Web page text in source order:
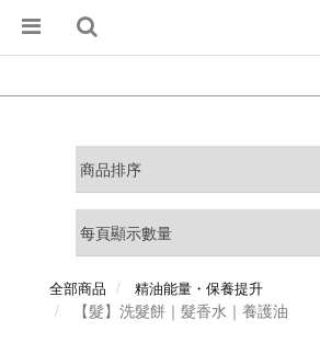
全部商品 精油能量・保養提升
【髮】洗髮餅｜髮香水｜養護油